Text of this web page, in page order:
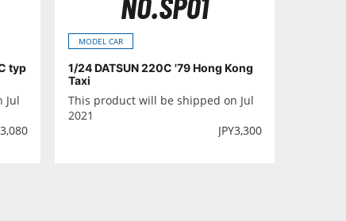
typ
Jul
3,080
MODEL CAR
1/24 DATSUN 220C '79 Hong Kong
Taxi
This product will be shipped on Jul
2021
JPY3,300